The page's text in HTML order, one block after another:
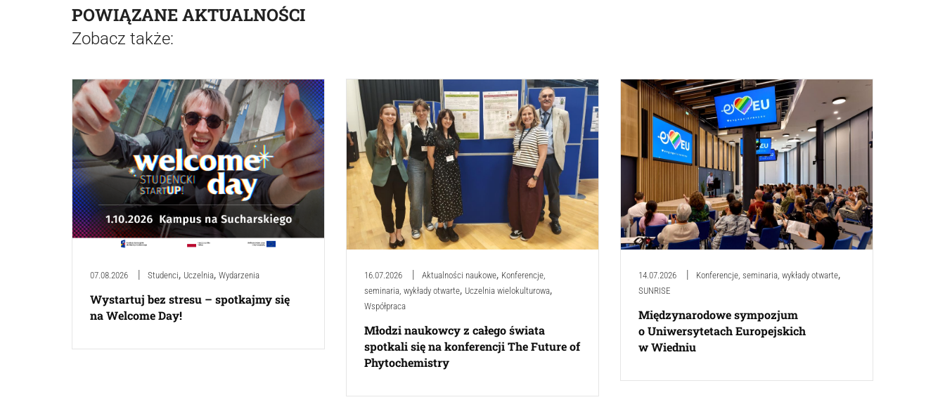
POWIĄZANE AKTUALNOŚCI
Zobacz także:
07.08.2026 Studenci, Uczelnia, Wydarzenia
Wystartuj bez stresu – spotkajmy się
na Welcome Day!
16.07.2026 Aktualności naukowe, Konferencje,
seminaria, wykłady otwarte, Uczelnia wielokulturowa,
Współpraca
Młodzi naukowcy z całego świata
spotkali się na konferencji The Future of
Phytochemistry
14.07.2026 Konferencje, seminaria, wykłady otwarte,
SUNRISE
Międzynarodowe sympozjum
o Uniwersytetach Europejskich
w Wiedniu